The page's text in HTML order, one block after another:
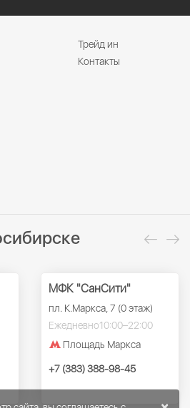
Трейд ин
Контакты
МФК "СанСити"
пл. К.Маркса, 7 (0 этаж)
Ежедневно10:00–22:00
Площадь Маркса
+7 (383) 388-98-45